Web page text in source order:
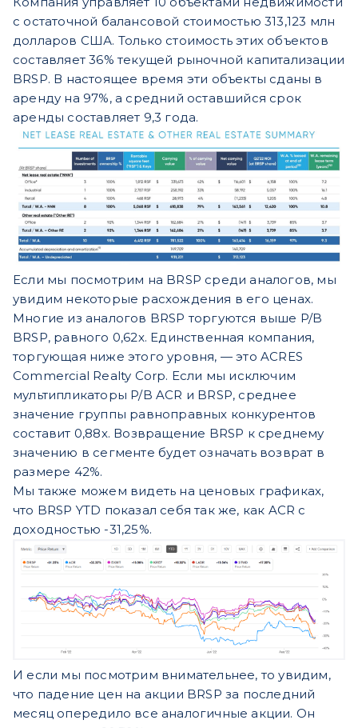
с остаточной балансовой стоимостью 313,123 млн
долларов США. Только стоимость этих объектов
составляет 36% текущей рыночной капитализации
BRSP. В настоящее время эти объекты сданы в
аренду на 97%, а средний оставшийся срок
аренды составляет 9,3 года.
Если мы посмотрим на BRSP среди аналогов, мы
увидим некоторые расхождения в его ценах.
Многие из аналогов BRSP торгуются выше P/B
BRSP, равного 0,62x. Единственная компания,
торгующая ниже этого уровня, — это ACRES
Commercial Realty Corp. Если мы исключим
мультипликаторы P/B ACR и BRSP, среднее
значение группы равноправных конкурентов
составит 0,88x. Возвращение BRSP к среднему
значению в сегменте будет означать возврат в
размере 42%.
Мы также можем видеть на ценовых графиках,
что BRSP YTD показал себя так же, как ACR с
доходностью -31,25%.
И если мы посмотрим внимательнее, то увидим,
что падение цен на акции BRSP за последний
месяц опередило все аналогичные акции. Он